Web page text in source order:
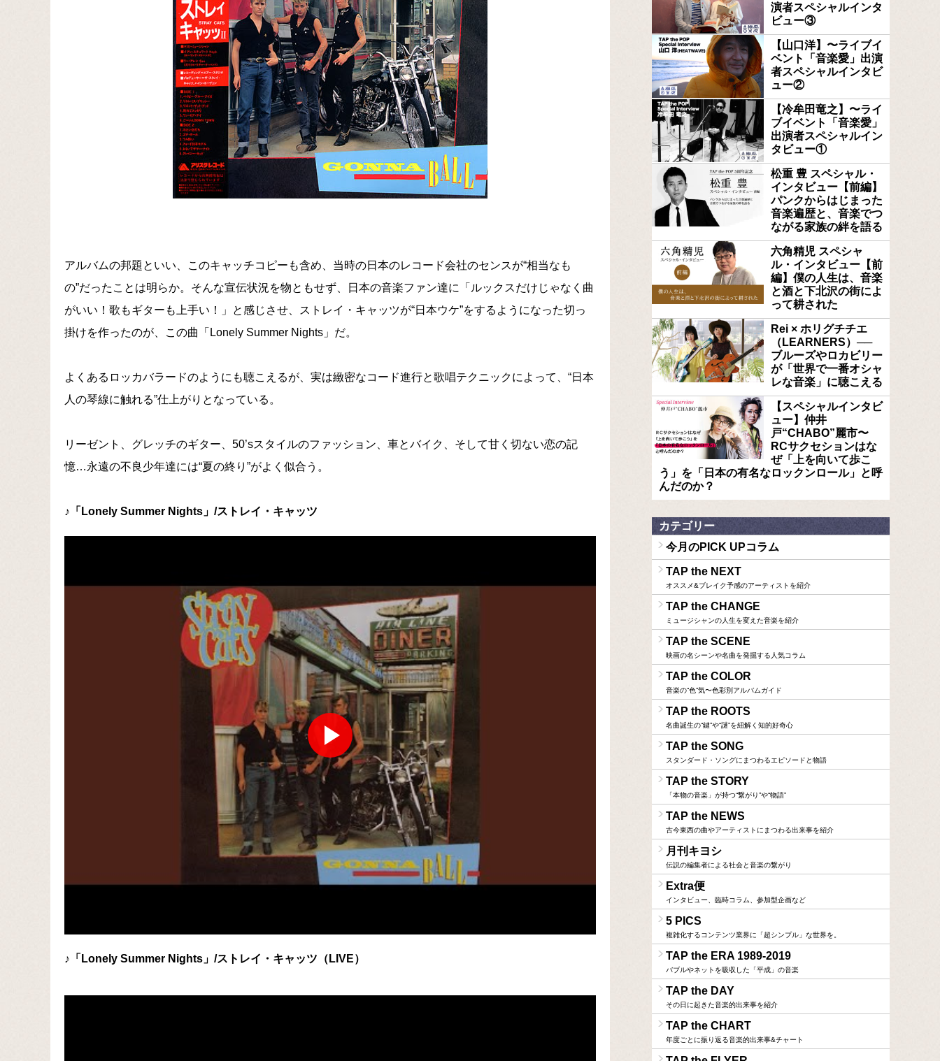
アルバムの邦題といい、このキャッチコピーも含め、当時の日本のレコード会社のセンスが“相当なも
の”だったことは明らか。そんな宣伝状況を物ともせず、日本の音楽ファン達に「ルックスだけじゃなく曲
がいい！歌もギターも上手い！」と感じさせ、ストレイ・キャッツが“日本ウケ”をするようになった切っ
掛けを作ったのが、この曲「Lonely Summer Nights」だ。
よくあるロッカバラードのようにも聴こえるが、実は緻密なコード進行と歌唱テクニックによって、“日本
人の琴線に触れる”仕上がりとなっている。
リーゼント、グレッチのギター、50’sスタイルのファッション、車とバイク、そして甘く切ない恋の記
憶…永遠の不良少年達には“夏の終り”がよく似合う。
♪「Lonely Summer Nights」/ストレイ・キャッツ
♪「Lonely Summer Nights」/ストレイ・キャッツ（LIVE）
演者スペシャルインタ
ビュー③
【山口洋】〜ライブイ
ベント「音楽愛」出演
者スペシャルインタビ
ュー②
【冷牟田竜之】〜ライ
ブイベント「音楽愛」
出演者スペシャルイン
タビュー①
松重 豊 スペシャル・
インタビュー【前編】
パンクからはじまった
音楽遍歴と、音楽でつ
ながる家族の絆を語る
六角精児 スペシャ
ル・インタビュー【前
編】僕の人生は、音楽
と酒と下北沢の街によ
って耕された
Rei × ホリグチチエ
（LEARNERS）──
ブルーズやロカビリー
が「世界で一番オシャ
レな音楽」に聴こえる
【スペシャルインタビ
ュー】仲井
戸“CHABO”麗市〜
RCサクセションはな
ぜ「上を向いて歩こ
う」を「日本の有名なロックンロール」と呼
んだのか？
カテゴリー
今月のPICK UPコラム
TAP the NEXT
オススメ&ブレイク予感のアーティストを紹介
TAP the CHANGE
ミュージシャンの人生を変えた音楽を紹介
TAP the SCENE
映画の名シーンや名曲を発掘する人気コラム
TAP the COLOR
音楽の“色”気〜色彩別アルバムガイド
TAP the ROOTS
名曲誕生の“鍵”や“謎”を紐解く知的好奇心
TAP the SONG
スタンダード・ソングにまつわるエピソードと物語
TAP the STORY
「本物の音楽」が持つ“繋がり”や“物語”
TAP the NEWS
古今東西の曲やアーティストにまつわる出来事を紹介
月刊キヨシ
伝説の編集者による社会と音楽の繋がり
Extra便
インタビュー、臨時コラム、参加型企画など
5 PICS
複雑化するコンテンツ業界に「超シンプル」な世界を。
TAP the ERA 1989-2019
バブルやネットを吸収した「平成」の音楽
TAP the DAY
その日に起きた音楽的出来事を紹介
TAP the CHART
年度ごとに振り返る音楽的出来事&チャート